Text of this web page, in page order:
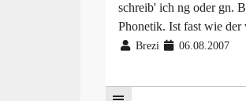
schreib' ich ng oder gn.
Phonetik. Ist fast wie der
Brezi 06.08.2007